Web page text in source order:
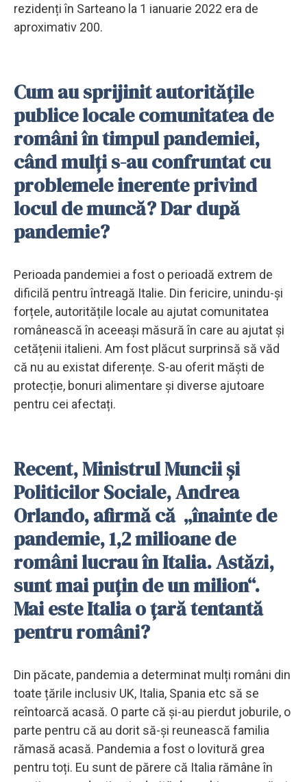
rezidenți în Sarteano la 1 ianuarie 2022 era de
aproximativ 200.
Cum au sprijinit autoritățile
publice locale comunitatea de
români în timpul pandemiei,
când mulți s-au confruntat cu
problemele inerente privind
locul de muncă? Dar după
pandemie?
Perioada pandemiei a fost o perioadă extrem de
dificilă pentru întreagă Italie. Din fericire, unindu-și
forțele, autoritățile locale au ajutat comunitatea
românească în aceeași măsură în care au ajutat și
cetățenii italieni. Am fost plăcut surprinsă să văd
că nu au existat diferențe. S-au oferit măști de
protecție, bonuri alimentare și diverse ajutoare
pentru cei afectați.
Recent, Ministrul Muncii și
Politicilor Sociale, Andrea
Orlando, afirmă că „înainte de
pandemie, 1,2 milioane de
români lucrau în Italia. Astăzi,
sunt mai puțin de un milion“.
Mai este Italia o țară tentantă
pentru români?
Din păcate, pandemia a determinat mulți români din
toate țările inclusiv UK, Italia, Spania etc să se
reîntoarcă acasă. O parte că și-au pierdut joburile, o
parte pentru că au dorit să-și reunească familia
rămasă acasă. Pandemia a fost o lovitură grea
pentru toți. Eu sunt de părere că Italia rămâne în